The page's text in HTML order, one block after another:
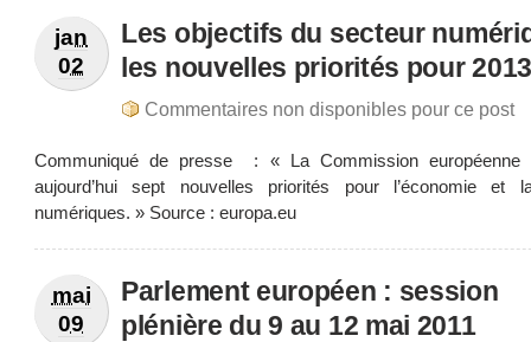
jan
02
Les objectifs du secteur
les nouvelles priorités pour
Commentaires non disponibles pour ce post
Communiqué de presse : « La Commission européenne
aujourd’hui sept nouvelles priorités pour l’économie et
numériques. » Source : europa.eu
mai
09
Parlement européen : session
plénière du 9 au 12 mai 2011